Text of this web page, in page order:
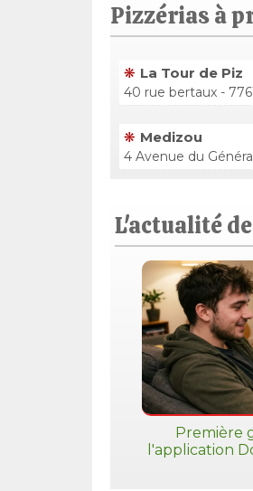
Pizzérias à
La Tour de Piz
40 rue bertaux -
Medizou
4 Avenue du
L'actualité
Première
l'application